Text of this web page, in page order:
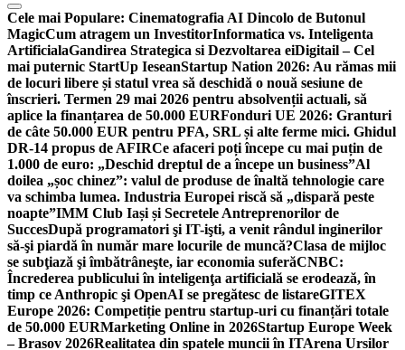
Cele mai Populare: Cinematografia AI Dincolo de Butonul
MagicCum atragem un InvestitorInformatica vs. Inteligenta
ArtificialaGandirea Strategica si Dezvoltarea eiDigitail – Cel
mai puternic StartUp IeseanStartup Nation 2026: Au rămas mii
de locuri libere și statul vrea să deschidă o nouă sesiune de
înscrieri. Termen 29 mai 2026 pentru absolvenții actuali, să
aplice la finanțarea de 50.000 EURFonduri UE 2026: Granturi
de câte 50.000 EUR pentru PFA, SRL și alte ferme mici. Ghidul
DR-14 propus de AFIRCe afaceri poți începe cu mai puțin de
1.000 de euro: „Deschid dreptul de a începe un business”Al
doilea „șoc chinez”: valul de produse de înaltă tehnologie care
va schimba lumea. Industria Europei riscă să „dispară peste
noapte”IMM Club Iași și Secretele Antreprenorilor de
SuccesDupă programatori şi IT-işti, a venit rândul inginerilor
să-şi piardă în număr mare locurile de muncă?Clasa de mijloc
se subţiază şi îmbătrâneşte, iar economia suferăCNBC:
Încrederea publicului în inteligenţa artificială se erodează, în
timp ce Anthropic şi OpenAI se pregătesc de listareGITEX
Europe 2026: Competiție pentru startup-uri cu finanțări totale
de 50.000 EURMarketing Online in 2026Startup Europe Week
– Brasov 2026Realitatea din spatele muncii în ITArena Ursilor